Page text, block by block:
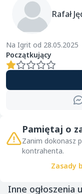
Rafał
Na Igrit od 28.05.2025
Początkujący
Pamiętaj o
Zanim dokonasz
kontrahenta.
Zasady
Inne ogłoszenia